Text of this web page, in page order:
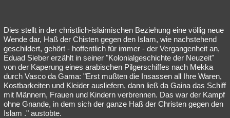
Dies stellt in der christlich-islaimischen Beziehung eine völlig neue
Wende dar, Haß der Chisten gegen den Islam, wie nachstehend
geschildert, gehört - hoffentlich für immer - der Vergangenheit an,
Eduad Sieber erzählt in seiner "Kolonialgeschichte der Neuzeit"
von der Kaperung eines arabischen Pilgerschiffes nach Mekka
durch Vasco da Gama: "Erst mußten die Insassen all Ihre Waren,
Kostbarkeiten und Kleider ausliefern, dann ließ da Gaina das Schiff
mit Männern, Frauen und Kindern verbrennen. Das war der Kampf
ohne Gnande, in dem sich der ganze Haß der Christen gegen den
Islam ." austobte.